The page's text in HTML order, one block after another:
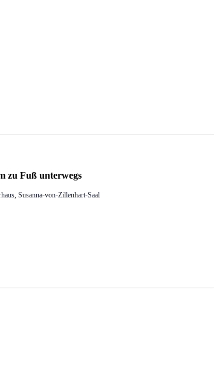
zu Fuß unterwegs
Susanna-von-Zillenhart-Saal